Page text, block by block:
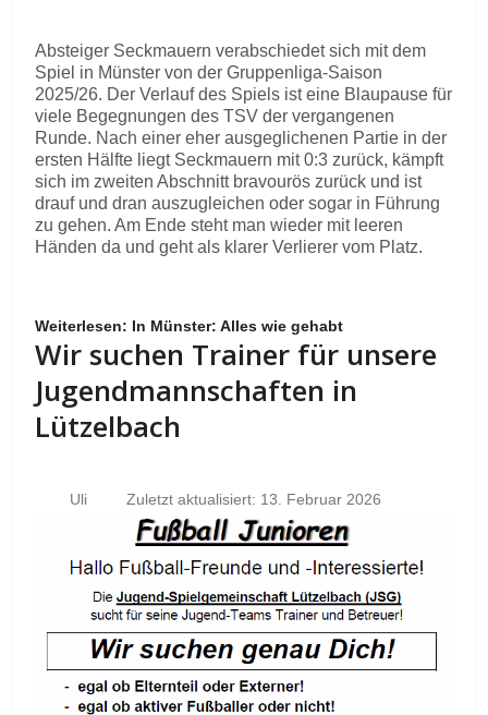
Absteiger Seckmauern verabschiedet sich mit dem
Spiel in Münster von der Gruppenliga-Saison
2025/26. Der Verlauf des Spiels ist eine Blaupause für
viele Begegnungen des TSV der vergangenen
Runde. Nach einer eher ausgeglichenen Partie in der
ersten Hälfte liegt Seckmauern mit 0:3 zurück, kämpft
sich im zweiten Abschnitt bravourös zurück und ist
drauf und dran auszugleichen oder sogar in Führung
zu gehen. Am Ende steht man wieder mit leeren
Händen da und geht als klarer Verlierer vom Platz.
Weiterlesen: In Münster: Alles wie gehabt
Wir suchen Trainer für unsere
Jugendmannschaften in
Lützelbach
Uli Zuletzt aktualisiert: 13. Februar 2026